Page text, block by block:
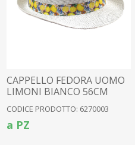
CAPPELLO FEDORA UOMO
LIMONI BIANCO 56CM
CODICE PRODOTTO: 6270003
a PZ